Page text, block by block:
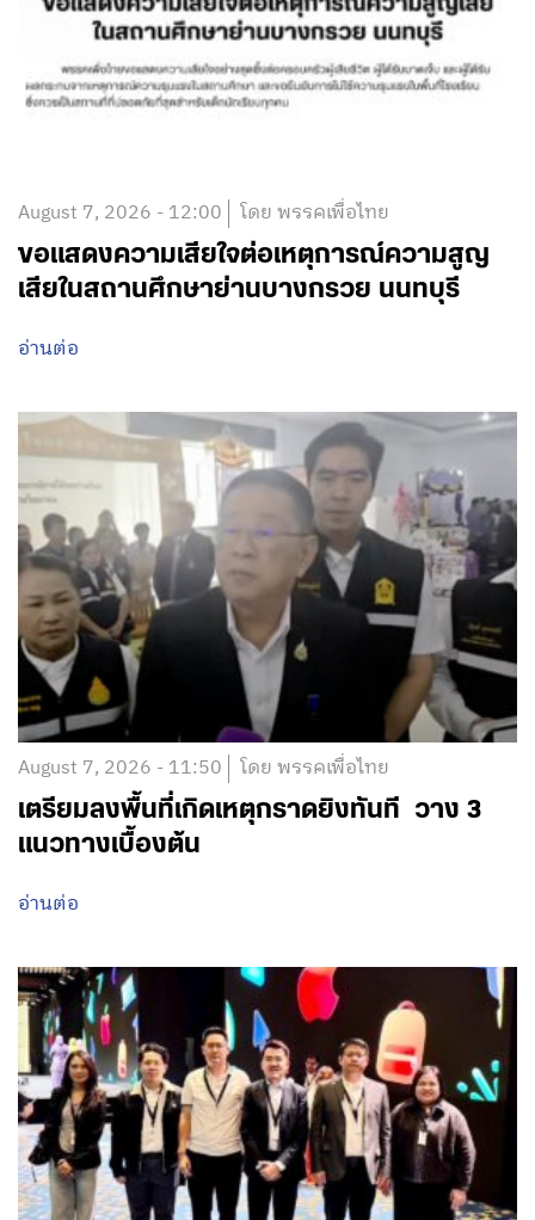
August 7, 2026 - 12:00 โดย พรรคเพื่อไทย
ขอแสดงความเสียใจต่อเหตุการณ์ความสูญ
เสียในสถานศึกษาย่านบางกรวย นนทบุรี
อ่านต่อ
August 7, 2026 - 11:50 โดย พรรคเพื่อไทย
เตรียมลงพื้นที่เกิดเหตุกราดยิงทันที วาง 3
แนวทางเบื้องต้น
อ่านต่อ